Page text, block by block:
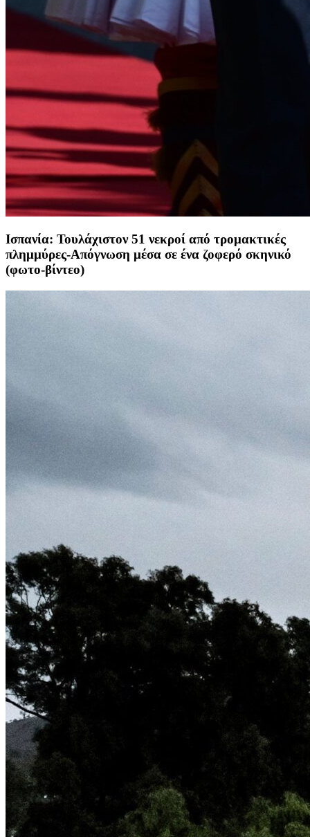
Ισπανία: Τουλάχιστον 51 νεκροί από τρομακτικές
πλημμύρες-Απόγνωση μέσα σε ένα ζοφερό σκηνικό
(φωτο-βίντεο)